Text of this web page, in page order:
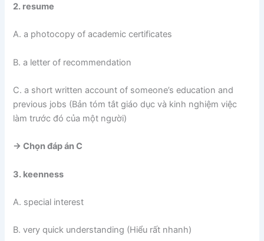
2. resume
A. a photocopy of academic certificates
B. a letter of recommendation
C. a short written account of someone’s education and
previous jobs (Bản tóm tắt giáo dục và kinh nghiệm việc
làm trước đó của một người)
-> Chọn đáp án C
3. keenness
A. special interest
B. very quick understanding (Hiểu rất nhanh)